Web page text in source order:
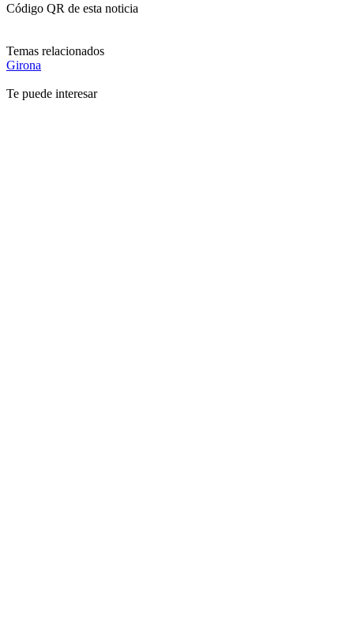
Código QR de esta noticia
Temas relacionados
Girona
Te puede interesar